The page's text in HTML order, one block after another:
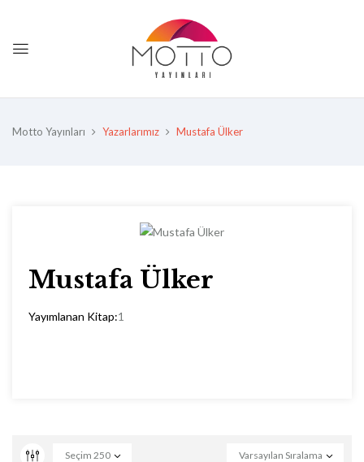
Motto Yayınları Yazarlarımız Mustafa Ülker
Mustafa Ülker
Yayımlanan Kitap:1
Varsayılan Sıralama
Seçim 250